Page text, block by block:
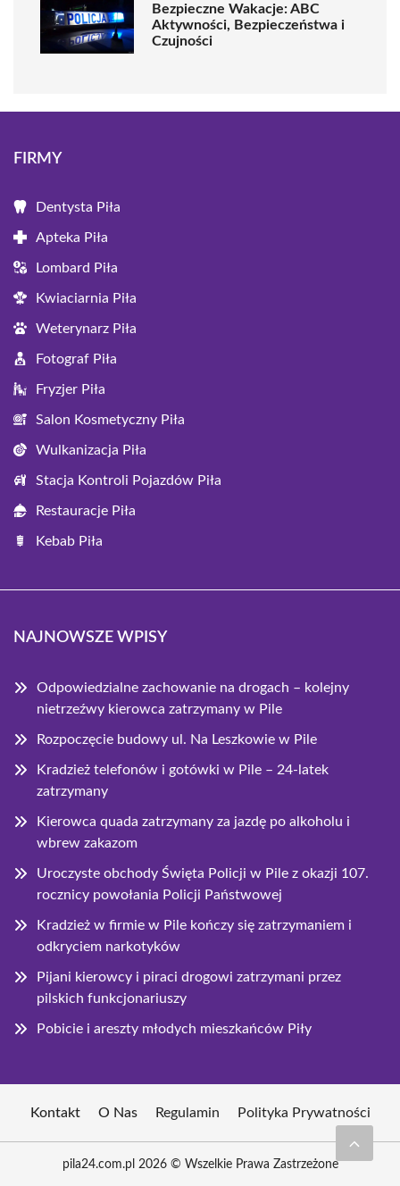
Bezpieczne Wakacje: ABC
Aktywności, Bezpieczeństwa i
Czujności
FIRMY
Dentysta Piła
Apteka Piła
Lombard Piła
Kwiaciarnia Piła
Weterynarz Piła
Fotograf Piła
Fryzjer Piła
Salon Kosmetyczny Piła
Wulkanizacja Piła
Stacja Kontroli Pojazdów Piła
Restauracje Piła
Kebab Piła
NAJNOWSZE WPISY
Odpowiedzialne zachowanie na drogach – kolejny
nietrzeźwy kierowca zatrzymany w Pile
Rozpoczęcie budowy ul. Na Leszkowie w Pile
Kradzież telefonów i gotówki w Pile – 24-latek
zatrzymany
Kierowca quada zatrzymany za jazdę po alkoholu i
wbrew zakazom
Uroczyste obchody Święta Policji w Pile z okazji 107.
rocznicy powołania Policji Państwowej
Kradzież w firmie w Pile kończy się zatrzymaniem i
odkryciem narkotyków
Pijani kierowcy i piraci drogowi zatrzymani przez
pilskich funkcjonariuszy
Pobicie i areszty młodych mieszkańców Piły
Kontakt O Nas Regulamin Polityka Prywatności
pila24.com.pl 2026 © Wszelkie Prawa Zastrzeżone